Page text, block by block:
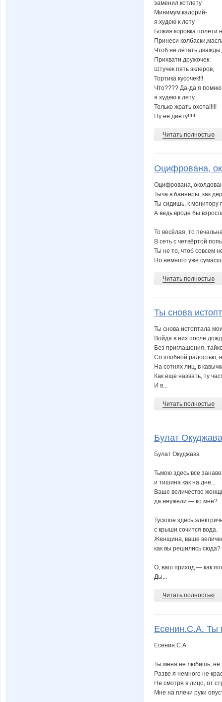
заменил котлету
Минимум калорий-
я худею к лету
Божия коровка полети
Принеси
Чтоб не лётать дважды,
Прихвати дружочек:
Штучек пять эклеров,
Тортика кусочек!!!
Что???? Да-да я
я худею к лету
Только жрать охота!!!!!
Ну её диету!!!!!
Читать полностью
Оцифрована,
Оцифрована,
Тыча в баннеры, как
Ты сидишь, к монитору
А ведь вроде бы
То весёлая, то
В сеть с четвёртой
Ты не то, чтоб совсем
Но немного уже
Читать полностью
Ты снова
Ты снова истоптала
Войдя в них после
Без приглашения,
Со злобной радостью,
На сотнях лиц, в
Как еще назвать, ту
И в...
Читать полностью
Булат
Булат Окуджава
Тьмою здесь все
и тишина как на дне...
Ваше величество
да неужели — ко мне?
Тусклое здесь
с крыши сочится вода.
Женщина, ваше
как вы решились сюда?
О, ваш приход — как
Ды...
Читать полностью
Есенин.С.А. Ты
Есенин.С.А.
Ты меня не любишь, не
Разве я немного не
Не смотря в лицо, от
Мне на плечи руки